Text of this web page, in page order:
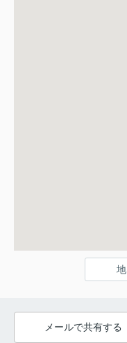
メールで共有する